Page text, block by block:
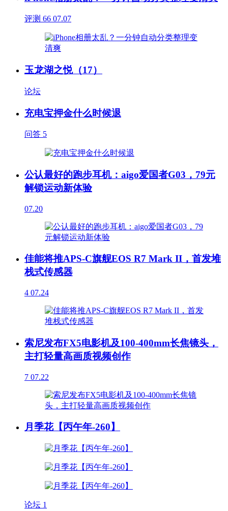
评测 66 07.07
玉龙湖之悦（17）
论坛
充电宝押金什么时候退
问答 5
公认最好的跑步耳机：aigo爱国者G03，79元
解锁运动新体验
07.20
佳能将推APS-C旗舰EOS R7 Mark II，首发堆
栈式传感器
4 07.24
索尼发布FX5电影机及100-400mm长焦镜头，
主打轻量高画质视频创作
7 07.22
月季花【丙午年-260】
论坛 1